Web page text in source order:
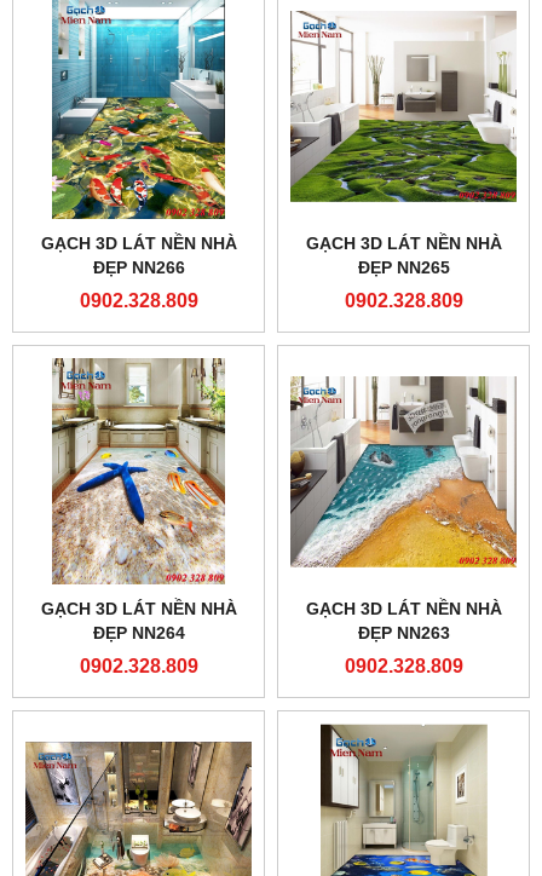
GẠCH 3D LÁT NỀN NHÀ
ĐẸP NN266
0902.328.809
GẠCH 3D LÁT NỀN NHÀ
ĐẸP NN265
0902.328.809
GẠCH 3D LÁT NỀN NHÀ
ĐẸP NN264
0902.328.809
GẠCH 3D LÁT NỀN NHÀ
ĐẸP NN263
0902.328.809